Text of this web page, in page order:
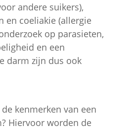
andere suikers),
en coeliakie (allergie
op parasieten,
en een
darm zijn dus ook
kenmerken van een
Hiervoor worden de